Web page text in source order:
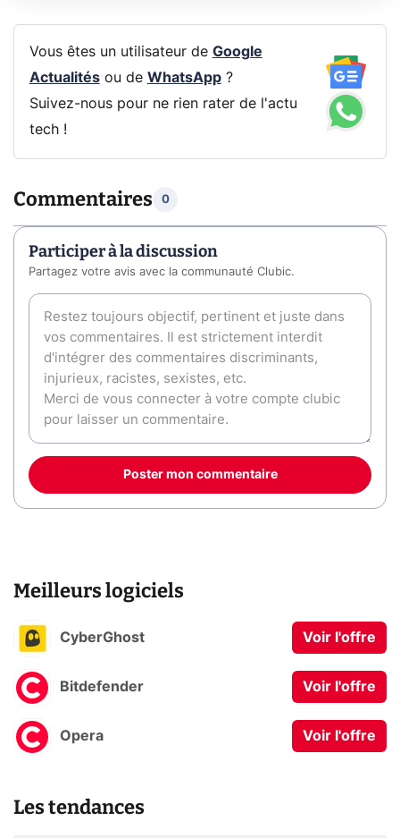
Vous êtes un utilisateur de Google
Actualitésou de WhatsApp?
Suivez-nous pour ne rien rater de l'actu
tech !
Commentaires 0
Participer à la discussion
Partagez votre avis avec la communauté Clubic.
Poster mon commentaire
Meilleurs logiciels
CyberGhost Voir l'offre
Bitdefender Voir l'offre
Opera Voir l'offre
Les tendances